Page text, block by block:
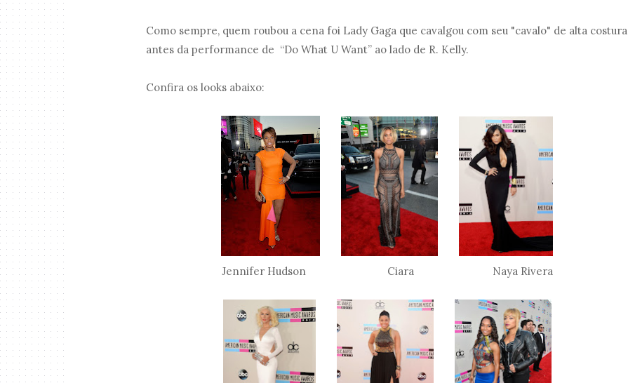
Como sempre, quem roubou a cena foi Lady Gaga que cavalgou com seu "cavalo" de alta costura
antes da performance de “Do What U Want” ao lado de R. Kelly.
Confira os looks abaixo:
Jennifer Hudson Ciara Naya Rivera